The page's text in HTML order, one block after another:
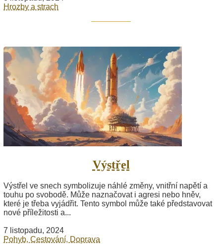
Hrozby a strach
Výstřel
Výstřel ve snech symbolizuje náhlé změny, vnitřní napětí a
touhu po svobodě. Může naznačovat i agresi nebo hněv,
které je třeba vyjádřit. Tento symbol může také představovat
nové příležitosti a...
7 listopadu, 2024
Pohyb, Cestování, Doprava